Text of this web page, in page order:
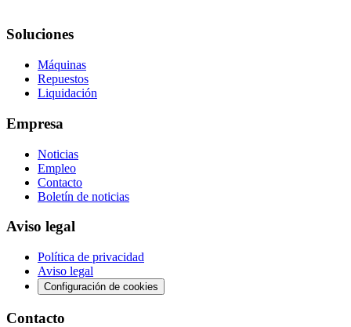
Soluciones
Máquinas
Repuestos
Liquidación
Empresa
Noticias
Empleo
Contacto
Boletín de noticias
Aviso legal
Política de privacidad
Aviso legal
Configuración de cookies
Contacto